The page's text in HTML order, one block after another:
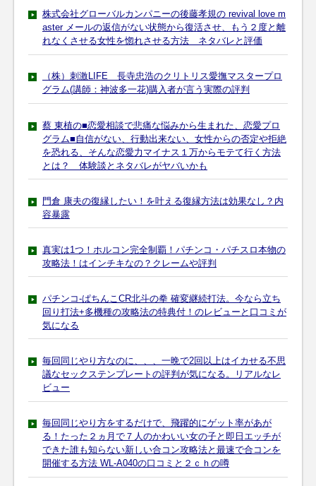
株式会社グローバルカンパニーの後藤孝規の revival love m
aster メールの返信がない状態から復活させ、もう２度と離
れなくさせる女性を惚れさせる方法 ネタバレと評価
（株）刺激LIFE 長寺忠浩のクリトリス愛撫マスタープロ
グラム(講師：神波多一花)購入者が言う実際の評判
蔡 東植の■恋愛相談で悲痛な悩みから生まれた、恋愛プロ
グラム■自信がない、行動出来ない、女性からの否定や拒絶
を恐れる、そんな恋愛力マイナス１万からモテて行く方法
とは？ 体験談とネタバレがヤバいかも
門倉 康夫の復縁したい！を叶える復縁方法は効果なし？内
容暴露
真実は1つ！ホルコン完全制覇！パチンコ・パチスロ本物の
攻略法！はインチキなの？クレームや評判
パチンコ-ぱちんこCR北斗の拳 確変継続打法。今なら立ち
回り打法+多機種の攻略法の特典付！のレビューと口コミが
気になる
毎回同じやり方なのに、、、一晩で2回以上はイカせる不思
議なセックステンプレートの評判が気になる。リアルなレ
ビュー
毎回同じやり方をするだけで、飛躍的にゲット率があが
る！たった２ヵ月で７人のかわいい女の子と即日エッチが
できた誰も知らない新しい合コン攻略法と最速で合コンを
開催する方法 WL-A040の口コミと２ｃｈの噂